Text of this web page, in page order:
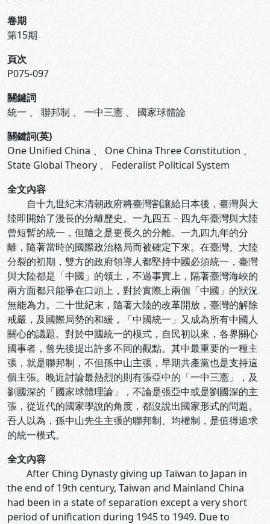
卷期
第15期
頁次
P075-097
關鍵詞
統一 、 聯邦制 、 一中三憲 、 國家球體論
關鍵詞(英)
One Unified China 、 One China Three Constitution 、
State Global Theory 、 Federalist Political System
全文內容
自十九世紀末清朝政府將臺灣割讓給日本後，臺灣與大
陸即開始了漫長的分離歷史。一九四五－四九年臺灣與大陸
曾短暫的統一，但隨之是更長久的分離。一九四九年的分
離，隨著當時的國際政治格局而被確定下來。在臺灣、大陸
分裂的初期，雙方的政府領導人都堅持中國必須統一，臺灣
與大陸都是「中國」的領土，不過事實上，隔著臺灣海峽的
兩方面都只能爭在口頭上，對於實際上兩個「中國」的狀況
無能為力。二十世紀末，隨著大陸的改革開放，臺灣的解除
戒嚴，及國際局勢的和緩，「中國統一」又成為所有中國人
關心的議題。對於中國統一的模式，自民初以來，各界關心
國事者，曾先後提出許多不同的觀點。其中最重要的一種主
張，就是聯邦制，不但孫中山主張，早期共產黨也是支持這
個主張。晚近討論最熱烈的則有張亞中的「一中三憲」，及
劉國深的「國家球體理論」，不論是張亞中或是劉國深的主
張，從近代的國家學說的角度，都沒說出國家形式的問題。
吾人以為，孫中山先生主張的聯邦制、均權制，是值得追求
的統一模式。
全文內容
After Ching Dynasty giving up Taiwan to Japan in
the end of 19th century, Taiwan and Mainland China
had been in a state of separation except a very short
period of unification during 1945 to 1949. Due to